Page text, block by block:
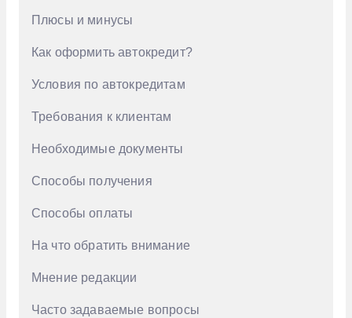
GAC
Geely
Haval
Honda
Jaecoo
Jetour
Kaiyi
Плюсы и минусы
Как оформить автокредит?
Условия по автокредитам
Требования к клиентам
Необходимые документы
Способы получения
Способы оплаты
На что обратить внимание
Мнение редакции
Часто задаваемые вопросы